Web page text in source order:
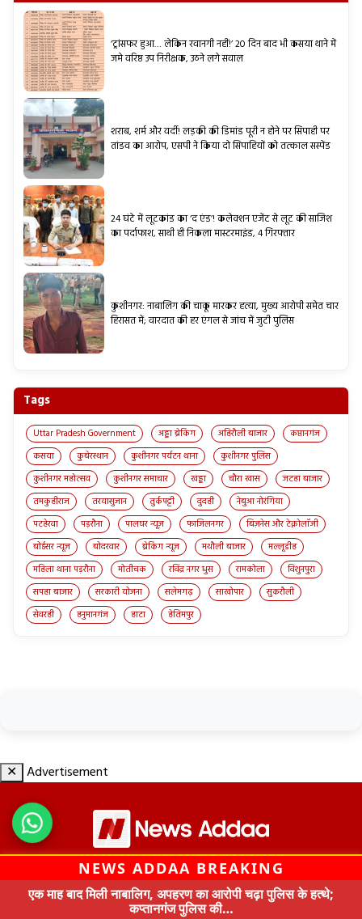
‘ट्रांसफर हुआ… लेकिन रवानगी नहीं!’ 20 दिन बाद भी कसया थाने में
जमे वरिष्ठ उप निरीक्षक, उठने लगे सवाल
शराब, शर्म और वर्दी! लड़की की डिमांड पूरी न होने पर सिपाही पर
तांडव का आरोप, एसपी ने किया दो सिपाहियों को तत्काल सस्पेंड
24 घंटे में लूटकांड का ‘द एंड’! कलेक्शन एजेंट से लूट की साजिश
का पर्दाफाश, साथी ही निकला मास्टरमाइंड, 4 गिरफ्तार
कुशीनगर: नाबालिग की चाकू मारकर हत्या, मुख्य आरोपी समेत चार
हिरासत में; वारदात की हर एंगल से जांच में जुटी पुलिस
Tags
Uttar Pradesh Government अड्डा ब्रेकिंग अहिरौली बाजार
कप्तानगंज
कसया
कुबेरस्थान कुशीनगर पर्यटन थाना
कुशीनगर पुलिस
कुशीनगर महोत्सव
कुशीनगर समाचार खड्डा चौरा खास
जटहा बाजार
तमकुहीराज
तरयासुजान तुर्कपट्टी दुदही
नेबुआ नोरंगिया
पटहेरवा
पड़रौना पालघर न्यूज़ फाजिलनगर
बिज़नेस और टेक्नोलॉजी
बोईसर न्यूज़
बोदरवार ब्रेकिंग न्यूज़ मथौली बाजार
मल्लूडीह
महिला थाना पड़रौना
मोतीचक रविंद्र नगर धुस रामकोला
विशुनपुरा
सपहा बाजार
सरकारी योजना सलेमगढ़ साखोपार
सुकरौली
सेवरही
हनुमानगंज हाटा हेतिमपुर
✕ Advertisement
© All Rights Reserved by News Addaa 2020
NEWS ADDAA BREAKING
एक माह बाद मिली नाबालिग, अपहरण का आरोपी चढ़ा पुलिस के हत्थे;
कप्तानगंज पुलिस की…